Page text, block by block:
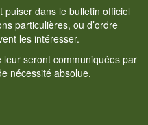
puiser dans le bulletin officiel
particulières, ou d’ordre
les intéresser.
leur seront communiquées par
nécessité absolue.